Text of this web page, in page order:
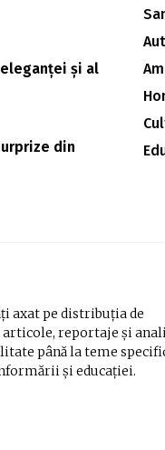
și al
din
axat pe distribuția de
reportaje și
până la teme
și educației.